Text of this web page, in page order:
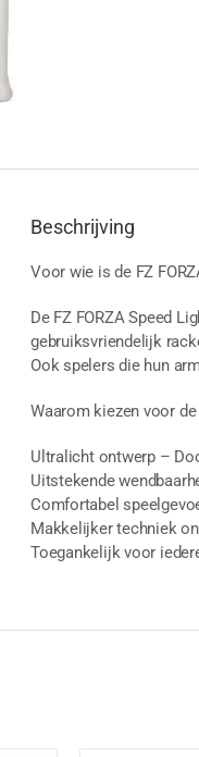
Beschrijving
Voor wie is de FZ
De FZ FORZA Speed
gebruiksvriendelijk
Ook spelers die hun
Waarom kiezen voor de
Ultralicht ontwerp –
Uitstekende
Comfortabel
Makkelijker techniek
Toegankelijk voor